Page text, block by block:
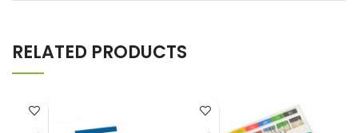
RELATED PRODUCTS